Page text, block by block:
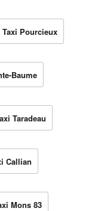
Taxi Pourcieux
Baume
Taradeau
Callian
Mons 83